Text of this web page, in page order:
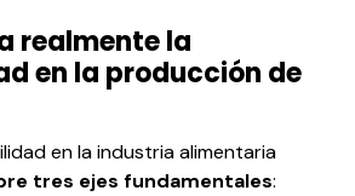
realmente la
en la producción de
en la industria alimentaria
tres ejes fundamentales: